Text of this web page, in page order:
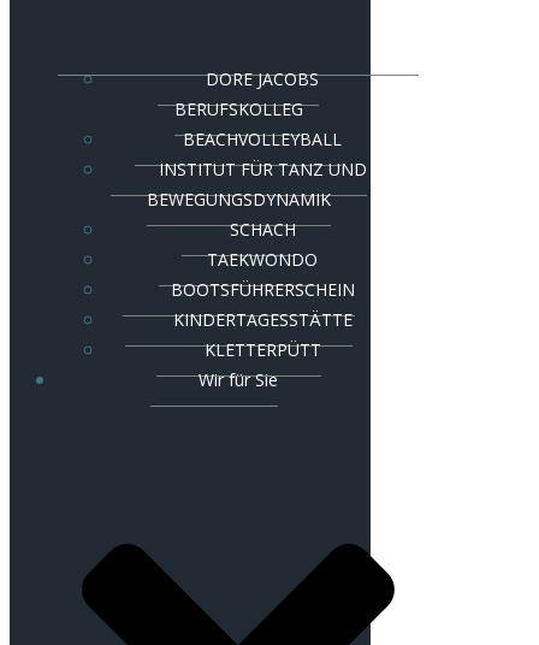
DORE JACOBS
BERUFSKOLLEG
BEACHVOLLEYBALL
INSTITUT FÜR TANZ UND
BEWEGUNGSDYNAMIK
SCHACH
TAEKWONDO
BOOTSFÜHRERSCHEIN
KINDERTAGESSTÄTTE
KLETTERPÜTT
Wir für Sie